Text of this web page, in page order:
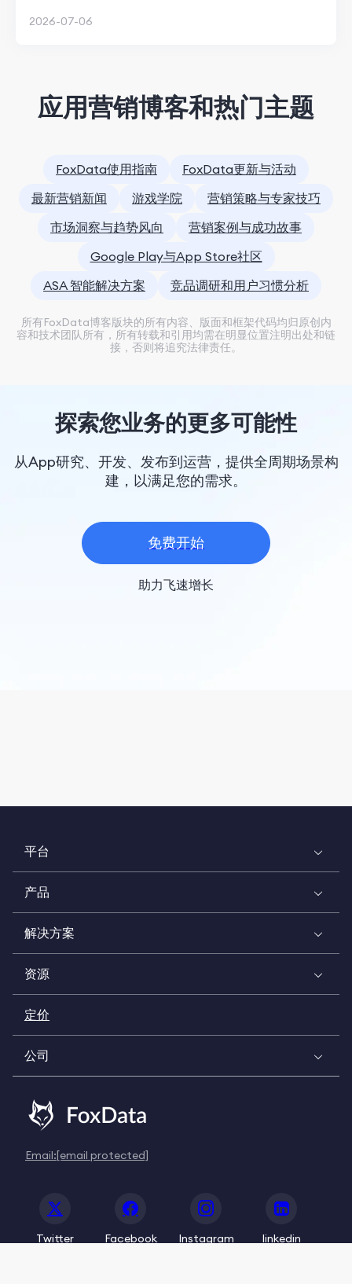
2026-07-06
应用营销博客和热门主题
FoxData使用指南
FoxData更新与活动
最新营销新闻
游戏学院
营销策略与专家技巧
市场洞察与趋势风向
营销案例与成功故事
Google Play与App Store社区
ASA 智能解决方案
竞品调研和用户习惯分析
所有FoxData博客版块的所有内容、版面和框架代码均归原创内
容和技术团队所有，所有转载和引用均需在明显位置注明出处和链
接，否则将追究法律责任。
探索您业务的更多可能性
从App研究、开发、发布到运营，提供全周期场景构
建，以满足您的需求。
免费开始
助力飞速增长
平台
产品
解决方案
资源
定价
公司
Email:[email protected]
Twitter Facebook Instagram linkedin